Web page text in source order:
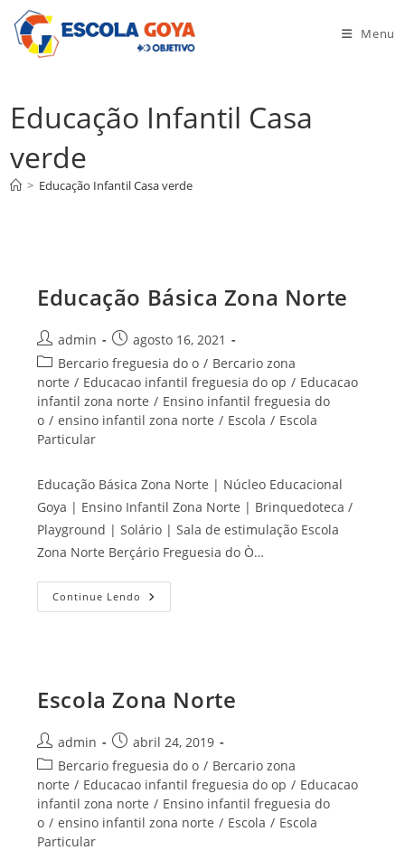
para
Menu
Educação Infantil Casa
verde
> Educação Infantil Casa verde
Educação Básica Zona Norte
Autor
do
post:
admin
Post
publicado:
agosto 16, 2021
Categoria
do
post:
Bercario freguesia do o / Bercario zona
norte / Educacao infantil freguesia do op / Educacao
infantil zona norte / Ensino infantil freguesia do
o / ensino infantil zona norte / Escola / Escola
Particular
Educação Básica Zona Norte | Núcleo Educacional
Goya | Ensino Infantil Zona Norte | Brinquedoteca /
Playground | Solário | Sala de estimulação Escola
Zona Norte Berçário Freguesia do Ò…
Continue Lendo Educação
Básica
Escola Zona Norte
Autor
do
post:
admin
Post
publicado:
abril 24, 2019
Categoria
do
post:
Bercario freguesia do o / Bercario zona
norte / Educacao infantil freguesia do op / Educacao
infantil zona norte / Ensino infantil freguesia do
o / ensino infantil zona norte / Escola / Escola
Particular